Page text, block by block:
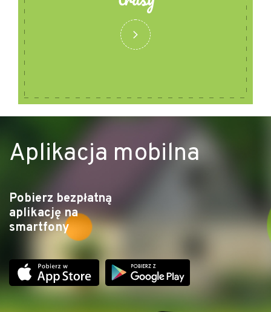
Aplikacja mobilna
Pobierz bezpłatną
aplikację na
smartfony